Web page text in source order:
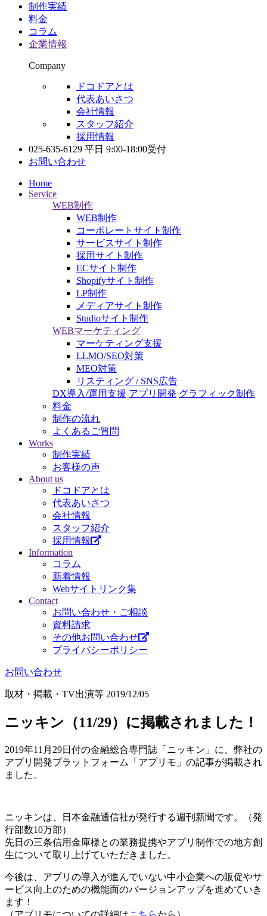
制作実績
料金
コラム
企業情報
Company
ドコドアとは
代表あいさつ
会社情報
スタッフ紹介
採用情報
025-635-6129 平日 9:00-18:00受付
お問い合わせ
Home
Service
WEB制作
WEB制作
コーポレートサイト制作
サービスサイト制作
採用サイト制作
ECサイト制作
Shopifyサイト制作
LP制作
メディアサイト制作
Studioサイト制作
WEBマーケティング
マーケティング支援
LLMO/SEO対策
MEO対策
リスティング / SNS広告
DX導入/運用支援 アプリ開発 グラフィック制作
料金
制作の流れ
よくあるご質問
Works
制作実績
お客様の声
About us
ドコドアとは
代表あいさつ
会社情報
スタッフ紹介
採用情報
Information
コラム
新着情報
Webサイトリンク集
Contact
お問い合わせ・ご相談
資料請求
その他お問い合わせ
プライバシーポリシー
お問い合わせ
取材・掲載・TV出演等 2019/12/05
ニッキン（11/29）に掲載されました！
2019年11月29日付の金融総合専門誌「ニッキン」に、弊社の
アプリ開発プラットフォーム「アプリモ」の記事が掲載され
ました。
ニッキンは、日本金融通信社が発行する週刊新聞です。（発
行部数10万部）
先日の三条信用金庫様との業務提携やアプリ制作での地方創
生について取り上げていただきました。
今後は、アプリの導入が進んでいない中小企業への販促やサ
ービス向上のための機能面のバージョンアップを進めていき
ます！